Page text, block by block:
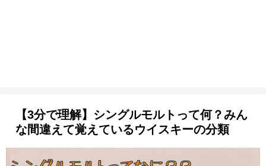
【3分で理解】シングルモルトって何？みん
な間違えて覚えているウイスキーの分類